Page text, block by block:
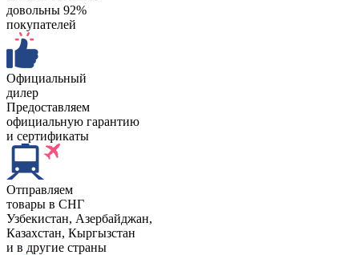
довольны 92%
покупателей
Официальный
дилер
Предоставляем
официальную гарантию
и сертификаты
Отправляем
товары в СНГ
Узбекистан, Aзербайджан,
Казахстан, Кыргызстан
и в другие страны